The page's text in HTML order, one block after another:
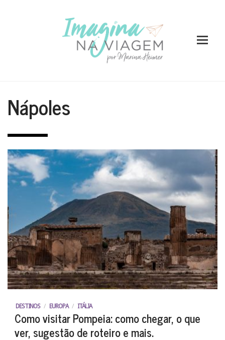
Nápoles
DESTINOS / EUROPA / ITÁLIA
Como visitar Pompeia: como chegar, o que
ver, sugestão de roteiro e mais.